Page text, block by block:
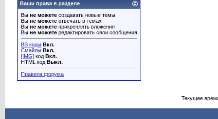
Ваши права в разделе
Вы не можете создавать новые темы
Вы не можете отвечать в темах
Вы не можете прикреплять вложения
Вы не можете редактировать свои сообщения
BB коды Вкл.
Смайлы Вкл.
[IMG] код Вкл.
HTML код Выкл.
Правила форума
Текущее